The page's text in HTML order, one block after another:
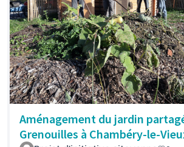
Aménagement du jardin
Grenouilles à Chambéry-le-